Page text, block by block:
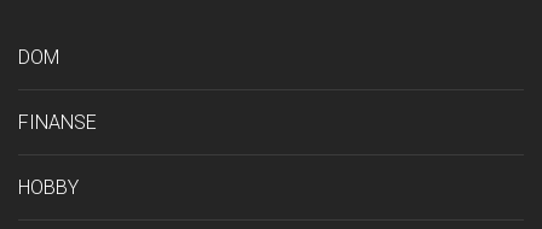
DOM
FINANSE
HOBBY